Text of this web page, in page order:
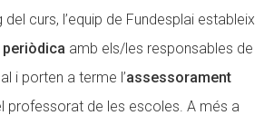
curs, l’equip de Fundesplai estableix
amb els/les responsables de
i porten a terme l’assessorament
professorat de les escoles. A més a